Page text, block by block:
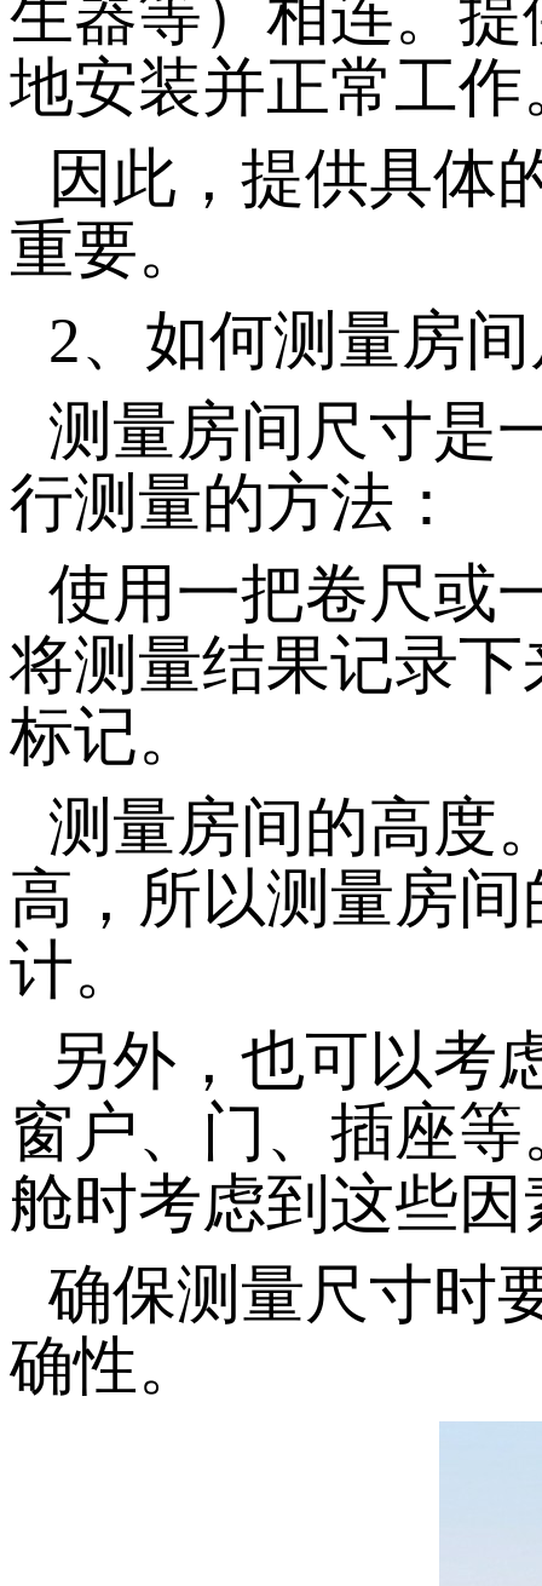
生器等）相连。
地安装并正常工作
因此，提供具体
重要。
2、如何测量房
测量房间尺寸是
行测量的方法：
使用一把卷尺或
将测量结果记录
标记。
测量房间的高度
高，所以测量房
计。
另外，也可以考
窗户、门、插座
舱时考虑到这些因
确保测量尺寸时
确性。